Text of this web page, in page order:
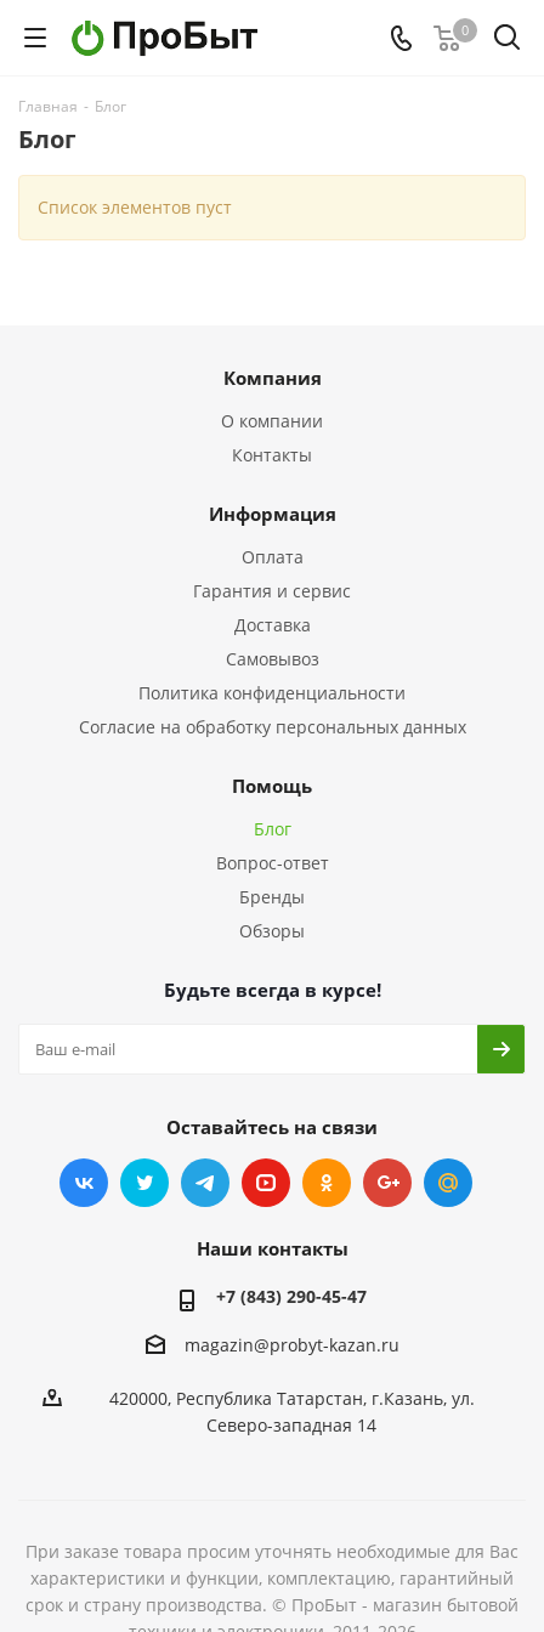
0
Главная - Блог
Блог
Список элементов пуст
Компания
О компании
Контакты
Информация
Оплата
Гарантия и сервис
Доставка
Самовывоз
Политика конфиденциальности
Согласие на обработку персональных данных
Помощь
Блог
Вопрос-ответ
Бренды
Обзоры
Будьте всегда в курсе!
Оставайтесь на связи
Наши контакты
+7 (843) 290-45-47
magazin@probyt-kazan.ru
420000, Республика Татарстан, г.Казань, ул.
Северо-западная 14
При заказе товара просим уточнять необходимые для Вас
характеристики и функции, комплектацию, гарантийный
срок и страну производства. © ПроБыт - магазин бытовой